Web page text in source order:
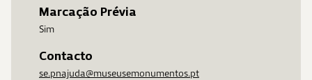
Marcação Prévia
Sim
Contacto
se.pnajuda@museusemonumentos.pt